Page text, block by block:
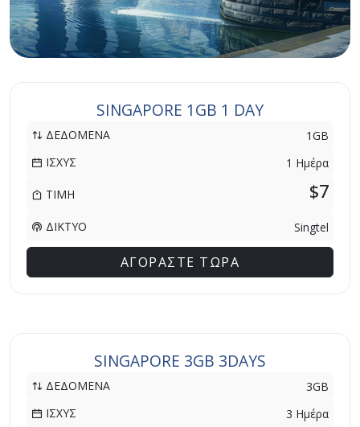
SINGAPORE 1GB 1 DAY
ΔΕΔΟΜΕΝΑ
1GB
ΙΣΧΥΣ
1 Ημέρα
ΤΙΜΗ $7
ΔΙΚΤΥΟ Singtel
ΑΓΟΡΑΣΤΕ ΤΩΡΑ
SINGAPORE 3GB 3DAYS
ΔΕΔΟΜΕΝΑ
3GB
ΙΣΧΥΣ
3 Ημέρα